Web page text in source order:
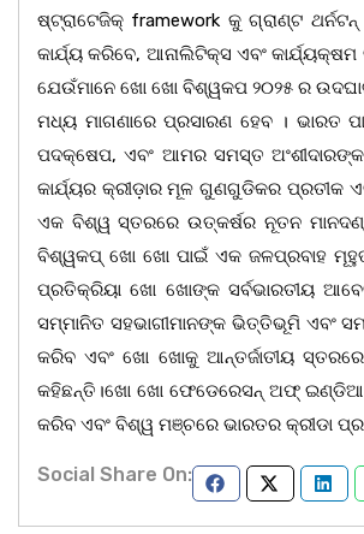
ଷ୍ଟ୍ରାଟେଜିକ୍‌ framework କୁ ଗ୍ରାଣ୍ଟ
କାର୍ଯ୍ୟ କରିବେ, ଆନାଲିଟିକ୍ସ ଏବଂ
ଯେଉଁମାନେ ଖୋ ଖୋ ବିଶ୍ୱକପ ୨୦୨୫ ର
ମଧ୍ୟ ମାଗଣାରେ ପ୍ରସାରଣ ହେବ । ଭାରତ
ପଦକ୍ଷେପ, ଏବଂ ଆମର ସମସ୍ତ
କାର୍ଯ୍ୟର କ୍ରୀଡ଼ାର ମୂଳ ଗୁଣଗୁଡିକର ପ୍ରତୀକ
ଏକ ବିଶ୍ୱ ସ୍ତରରେ ଉତ୍କର୍ଷର ନୂତନ
ବିଶ୍ୱକପ୍ ଖୋ ଖୋ ପାଇଁ ଏକ ଜଳପ୍ରବାହ
ପ୍ରତିକ୍ରିୟା ଖୋ ଖୋଙ୍କ ସର୍ବଭାରତୀୟ
ସମ୍ମାନିତ ସହଭାଗୀମାନଙ୍କ ଭିତ୍ତିଭୂମି ଏବଂ
କରିବ ଏବଂ ଖୋ ଖୋକୁ ଆନ୍ତର୍ଜାତୀୟ
କହିଛନ୍ତି।ଖୋ ଖୋ ଫେଡେରେସନ୍ ଅଫ୍ ଇଣ୍ଡିଆ ।
କରିବ ଏବଂ ବିଶ୍ୱ ମଞ୍ଚରେ ଭାରତର କ୍ରୀଡା
Social Share On: